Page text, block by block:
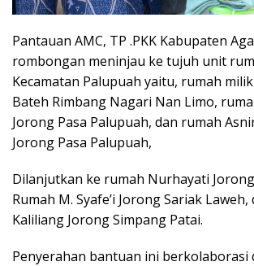
Pantauan AMC, TP .PKK Kabupaten
rombongan meninjau ke tujuh unit
Kecamatan Palupuah yaitu, rumah
Bateh Rimbang Nagari Nan Limo,
Jorong Pasa Palupuah, dan rumah
Jorong Pasa Palupuah,
Dilanjutkan ke rumah Nurhayati
Rumah M. Syafe’i Jorong Sariak
Kaliliang Jorong Simpang Patai.
Penyerahan bantuan ini berkolaborasi